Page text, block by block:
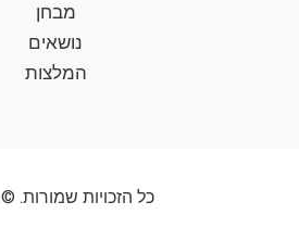
מבחן
נושאים
המלצות
כל הזכויות שמורות. © 2026